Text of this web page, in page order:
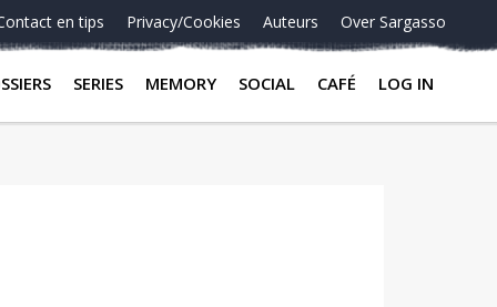
en tips Privacy/Cookies Auteurs Over Sargasso
SERIES MEMORY SOCIAL CAFÉ LOG IN